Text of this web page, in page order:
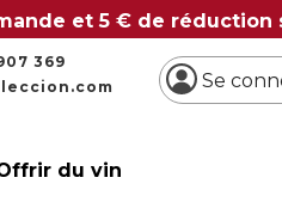
et 5 € de
369
Se
du vin